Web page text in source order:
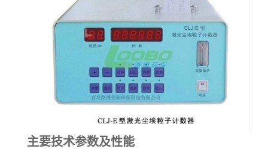
主要技术参数及性能